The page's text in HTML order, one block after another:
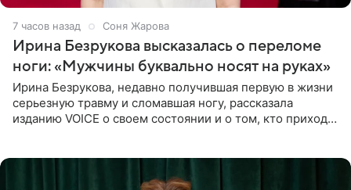
7 часов назад Соня Жарова
Ирина Безрукова высказалась о переломе
ноги: «Мужчины буквально носят на руках»
Ирина Безрукова, недавно получившая первую в жизни
серьезную травму и сломавшая ногу, рассказала
изданию VOICE о своем состоянии и о том, кто приходит